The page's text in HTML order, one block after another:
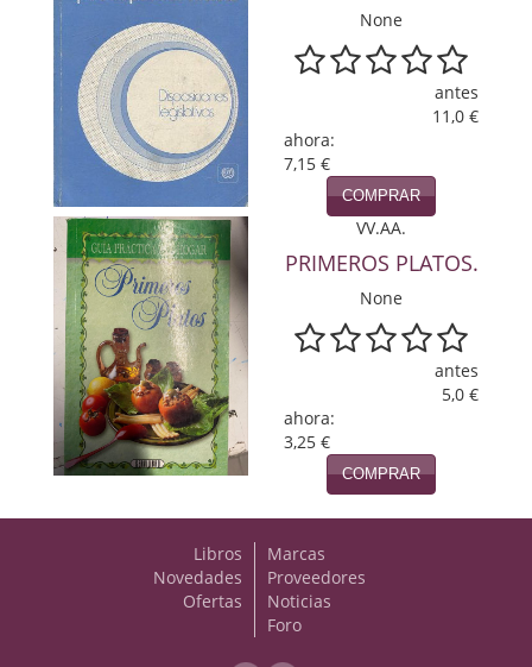
Terror
Terrorismo
Viajes
Viajesç
None
antes
11,0 €
ahora:
7,15 €
COMPRAR
VV.AA.
PRIMEROS PLATOS.
None
antes
5,0 €
ahora:
3,25 €
COMPRAR
Libros
Novedades
Ofertas
Marcas
Proveedores
Noticias
Foro